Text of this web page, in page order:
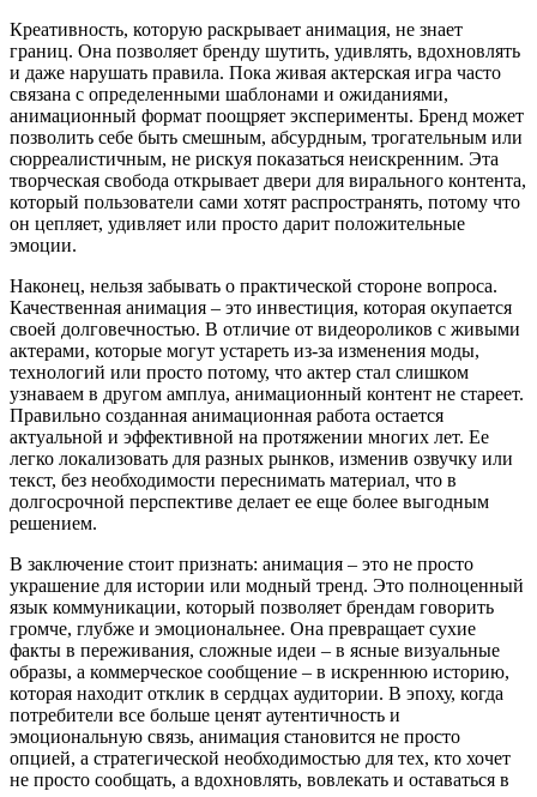
Креативность, которую раскрывает анимация, не знает
границ. Она позволяет бренду шутить, удивлять, вдохновлять
и даже нарушать правила. Пока живая актерская игра часто
связана с определенными шаблонами и ожиданиями,
анимационный формат поощряет эксперименты. Бренд может
позволить себе быть смешным, абсурдным, трогательным или
сюрреалистичным, не рискуя показаться неискренним. Эта
творческая свобода открывает двери для вирального контента,
который пользователи сами хотят распространять, потому что
он цепляет, удивляет или просто дарит положительные
эмоции.
Наконец, нельзя забывать о практической стороне вопроса.
Качественная анимация – это инвестиция, которая окупается
своей долговечностью. В отличие от видеороликов с живыми
актерами, которые могут устареть из-за изменения моды,
технологий или просто потому, что актер стал слишком
узнаваем в другом амплуа, анимационный контент не стареет.
Правильно созданная анимационная работа остается
актуальной и эффективной на протяжении многих лет. Ее
легко локализовать для разных рынков, изменив озвучку или
текст, без необходимости переснимать материал, что в
долгосрочной перспективе делает ее еще более выгодным
решением.
В заключение стоит признать: анимация – это не просто
украшение для истории или модный тренд. Это полноценный
язык коммуникации, который позволяет брендам говорить
громче, глубже и эмоциональнее. Она превращает сухие
факты в переживания, сложные идеи – в ясные визуальные
образы, а коммерческое сообщение – в искреннюю историю,
которая находит отклик в сердцах аудитории. В эпоху, когда
потребители все больше ценят аутентичность и
эмоциональную связь, анимация становится не просто
опцией, а стратегической необходимостью для тех, кто хочет
не просто сообщать, а вдохновлять, вовлекать и оставаться в